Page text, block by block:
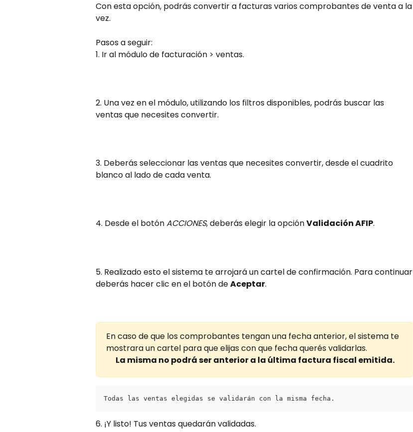
Con esta opción, podrás convertir a facturas varios comprobantes de venta a la
vez.
Pasos a seguir:
1. Ir al módulo de facturación > ventas.
2. Una vez en el módulo, utilizando los filtros disponibles, podrás buscar las
ventas que necesites convertir.
3. Deberás seleccionar las ventas que necesites convertir, desde el cuadrito
blanco al lado de cada venta.
4. Desde el botón ACCIONES, deberás elegir la opción Validación AFIP.
5. Realizado esto el sistema te arrojará un cartel de confirmación. Para continuar
deberás hacer clic en el botón de Aceptar.
En caso de que los comprobantes tengan una fecha anterior, el sistema te
mostrara un cartel para que elijas con que fecha querés validarlas.
La misma no podrá ser anterior a la última factura fiscal emitida.
Todas las ventas elegidas se validarán con la misma fecha.
6. ¡Y listo! Tus ventas quedarán validadas.